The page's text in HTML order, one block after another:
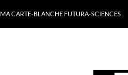
MA CARTE-BLANCHE FUTURA-SCIENCES